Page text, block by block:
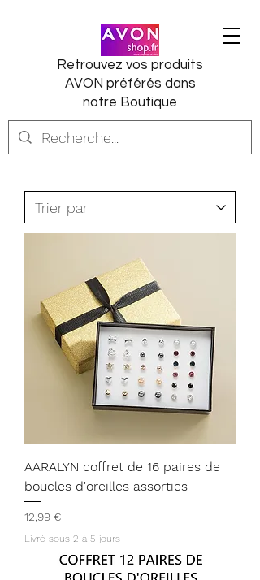
Retrouvez vos produits
AVON préférés dans
notre Boutique
AARALYN coffret de 16 paires de
boucles d'oreilles assorties
Prix
12,99 €
Livré sous 2 à 5 jours